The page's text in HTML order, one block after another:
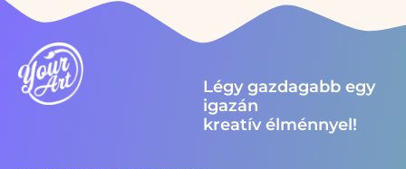
Légy gazdagabb egy
igazán
kreatív élménnyel!